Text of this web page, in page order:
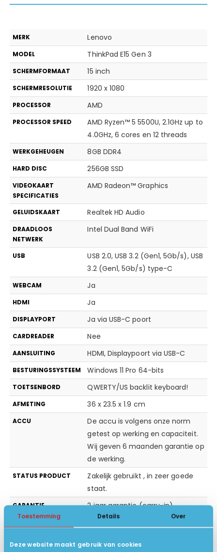
Toestemming Details Over
Deze website maakt gebruik van cookies
MERK Lenovo
MODEL ThinkPad E15 Gen 3
SCHERMFORMAAT 15 inch
SCHERMRESOLUTIE 1920 x 1080
PROCESSOR AMD
PROCESSOR SPEED
AMD Ryzen™ 5 5500U, 2.1GHz up to
4.0GHz, 6 cores en 12 threads
WERKGEHEUGEN 8GB DDR4
HARD DISC 256GB SSD
VIDEOKAART
SPECIFICATIES
AMD Radeon™ Graphics
GELUIDSKAART Realtek HD Audio
DRAADLOOS
NETWERK
Intel Dual Band WiFi
USB
USB 2.0, USB 3.2 (Gen1, 5Gb/s), USB
3.2 (Gen1, 5Gb/s) type-C
WEBCAM Ja
HDMI Ja
DISPLAYPORT Ja via USB-C poort
CARDREADER Nee
AANSLUITING HDMI, Displaypoort via USB-C
BESTURINGSSYSTEEM Windows 11 Pro 64-bits
TOETSENBORD QWERTY/US backlit keyboard!
AFMETING 36 x 23.5 x 1.9 cm
ACCU
De accu is volgens onze norm
getest op werking en capaciteit.
Wij geven 6 maanden garantie op
de werking.
STATUS PRODUCT
Zakelijk gebruikt , in zeer goede
staat.
GARANTIE 2 jaar garantie (carry-in).
GEWICHT IN KG